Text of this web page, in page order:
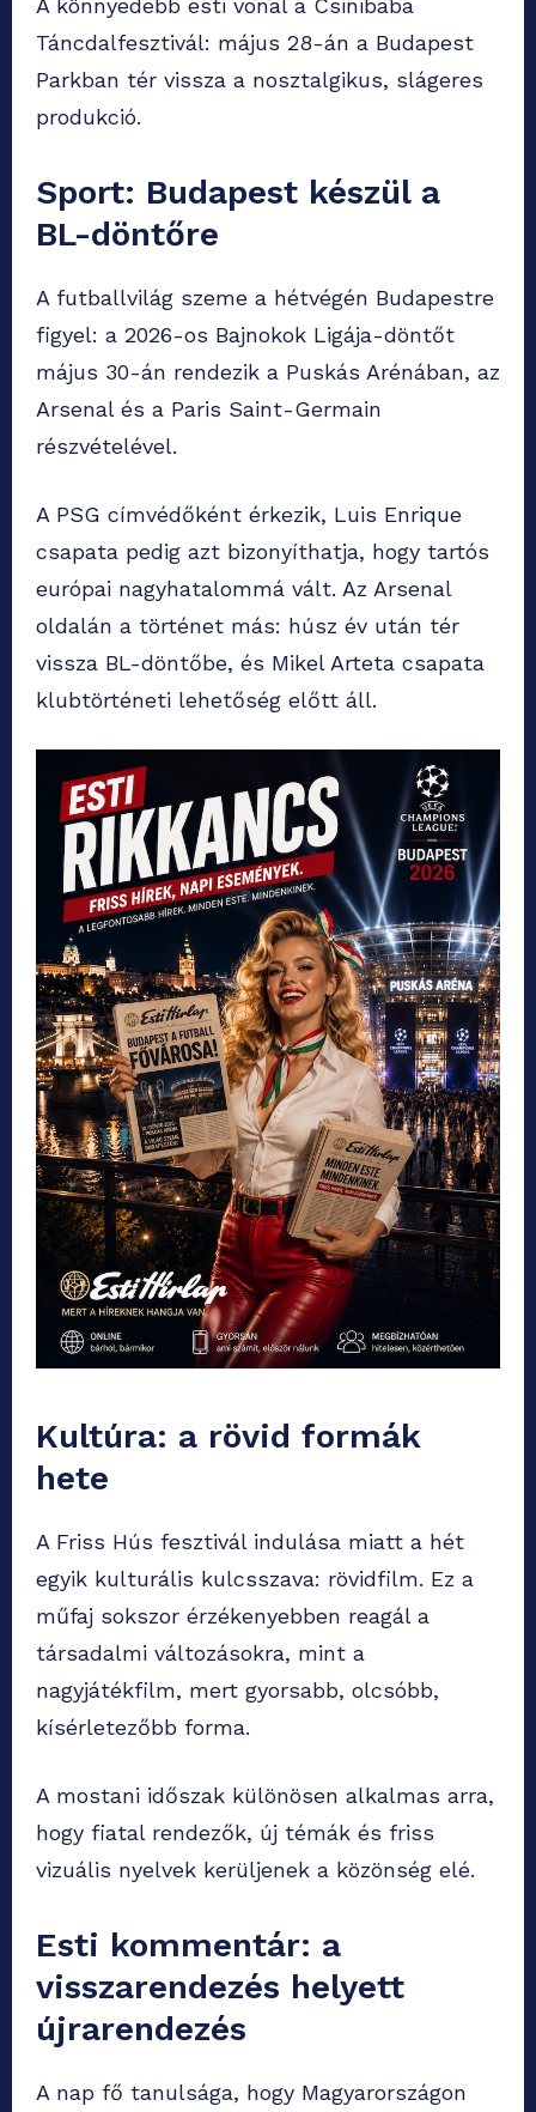
A könnyedebb esti vonal a Csinibaba
Táncdalfesztivál: május 28-án a Budapest
Parkban tér vissza a nosztalgikus, slágeres
produkció.
Sport: Budapest készül a
BL-döntőre
A futballvilág szeme a hétvégén Budapestre
figyel: a 2026-os Bajnokok Ligája-döntőt
május 30-án rendezik a Puskás Arénában, az
Arsenal és a Paris Saint-Germain
részvételével.
A PSG címvédőként érkezik, Luis Enrique
csapata pedig azt bizonyíthatja, hogy tartós
európai nagyhatalommá vált. Az Arsenal
oldalán a történet más: húsz év után tér
vissza BL-döntőbe, és Mikel Arteta csapata
klubtörténeti lehetőség előtt áll.
Kultúra: a rövid formák
hete
A Friss Hús fesztivál indulása miatt a hét
egyik kulturális kulcsszava: rövidfilm. Ez a
műfaj sokszor érzékenyebben reagál a
társadalmi változásokra, mint a
nagyjátékfilm, mert gyorsabb, olcsóbb,
kísérletezőbb forma.
A mostani időszak különösen alkalmas arra,
hogy fiatal rendezők, új témák és friss
vizuális nyelvek kerüljenek a közönség elé.
Esti kommentár: a
visszarendezés helyett
újrarendezés
A nap fő tanulsága, hogy Magyarországon